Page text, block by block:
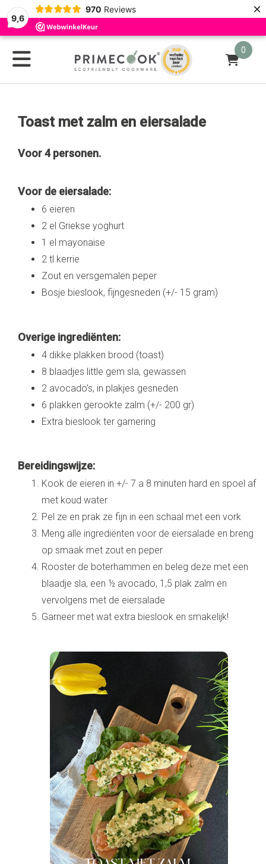
9,6
970 Reviews ×
0
Toast met zalm en eiersalade
Voor 4 personen.
Voor de eiersalade:
6 eieren
2 el Griekse yoghurt
1 el mayonaise
2 tl kerrie
Zout en versgemalen peper
Bosje bieslook, fijngesneden (+/- 15 gram)
Overige ingrediënten:
4 dikke plakken brood (toast)
8 blaadjes little gem sla, gewassen
2 avocado’s, in plakjes gesneden
6 plakken gerookte zalm (+/- 200 gr)
Extra bieslook ter garnering
Bereidingswijze:
Kook de eieren in +/- 7 a 8 minuten hard en spoel af
met koud water
Pel ze en prak ze fijn in een schaal met een vork
Meng alle ingrediënten voor de eiersalade en breng
op smaak met zout en peper
Rooster de boterhammen en beleg deze met een
blaadje sla, een ½ avocado, 1,5 plak zalm en
vervolgens met de eiersalade
Garneer met wat extra bieslook en smakelijk!